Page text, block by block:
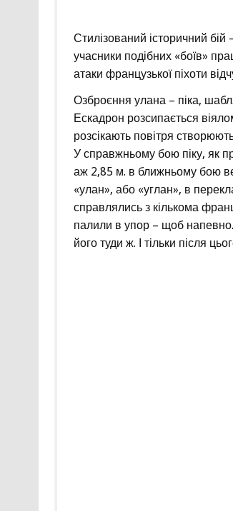
Стилізований історичний
учасники подібних «боїв»
атаки французької піхоти
Озброєння улана – піка,
Ескадрон розсипається
розсікають повітря
У справжньому бою піку, як
аж 2,85 м. в ближньому бою
«улан», або «углан», в
справлялись з кількома
палили в упор – щоб напевно.
його туди ж. І тільки після